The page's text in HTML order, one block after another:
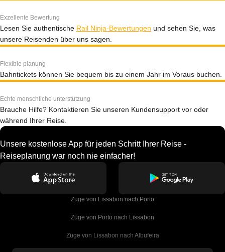
Exzellente Bewertung
Lesen Sie authentische Rail Ninja-Bewertungen und sehen Sie, was
unsere Reisenden über uns sagen.
Flexible planung
Bahntickets können Sie bequem bis zu einem Jahr im Voraus buchen.
Echte menschliche unterstützung
Brauche Hilfe? Kontaktieren Sie unseren Kundensupport vor oder
während Ihrer Reise.
Unsere kostenlose App für jeden Schritt Ihrer Reise -
Reiseplanung war noch nie einfacher!
Züge von Lissabon nach Porto
Züge von Porto nach Lissabon
Züge von Lissabon nach Albufeira